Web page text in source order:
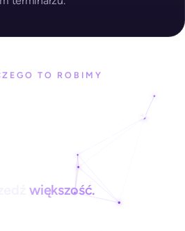
TO ROBIMY
się szybciej,
większość.